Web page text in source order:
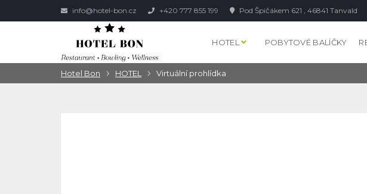
info@hotel-bon.cz +420 777 855 199 Pod Špičákem 621 , 46841 Tanvald
HOTEL POBYTOVÉ BALÍČKY
Hotel Bon HOTEL Virtuální prohlídka